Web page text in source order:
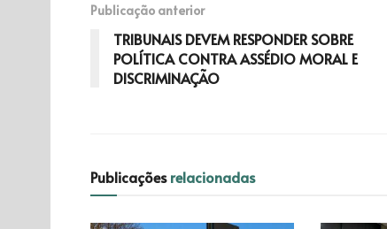
Publicação anterior
TRIBUNAIS DEVEM RESPONDER SOBRE
POLÍTICA CONTRA ASSÉDIO MORAL E
DISCRIMINAÇÃO
Publicaçõesrelacionadas